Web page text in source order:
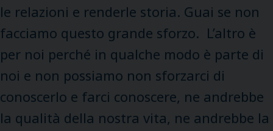
le relazioni e renderle storia. Guai se non
facciamo questo grande sforzo. L’altro è
per noi perché in qualche modo è parte di
noi e non possiamo non sforzarci di
conoscerlo e farci conoscere, ne andrebbe
la qualità della nostra vita, ne andrebbe la